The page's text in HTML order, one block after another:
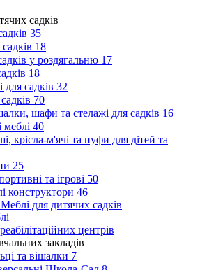
садків
35
18
у роздягальню 17
18
для садків 32
70
шафи та стелажі для садків 16
меблі 40
крісла-м'ячі та пуфи для дітей та
25
та ігрові 50
конструктори 46
для дитячих садків
центрів
закладів
та вішалки 7